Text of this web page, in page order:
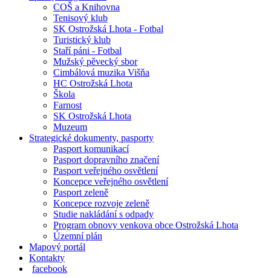
COŠ a Knihovna
Tenisový klub
SK Ostrožská Lhota - Fotbal
Turistický klub
Staří páni - Fotbal
Mužský pěvecký sbor
Cimbálová muzika Višňa
HC Ostrožská Lhota
Škola
Farnost
SK Ostrožská Lhota
Muzeum
Strategické dokumenty, pasporty
Pasport komunikací
Pasport dopravního značení
Pasport veřejného osvětlení
Koncepce veřejného osvětlení
Pasport zeleně
Koncepce rozvoje zeleně
Studie nakládání s odpady
Program obnovy venkova obce Ostrožská Lhota
Územní plán
Mapový portál
Kontakty
facebook